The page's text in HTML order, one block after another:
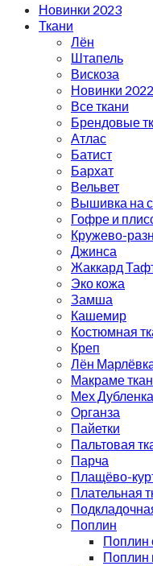
Новинки 2023
Ткани
Лён
Штапель
Вискоза
Новинки 2022
Все ткани
Брендовые
Атлас
Батист
Бархат
Вельвет
Вышивка на
Гофре и
Кружево-
Джинса
Жаккард
Эко кожа
Замша
Кашемир
Костюмная
Креп
Лён
Макраме
Мех Дубленка
Органза
Пайетки
Пальтовая
Парча
Плащёво-
Плательная
Поплин
Поплин
Поплин